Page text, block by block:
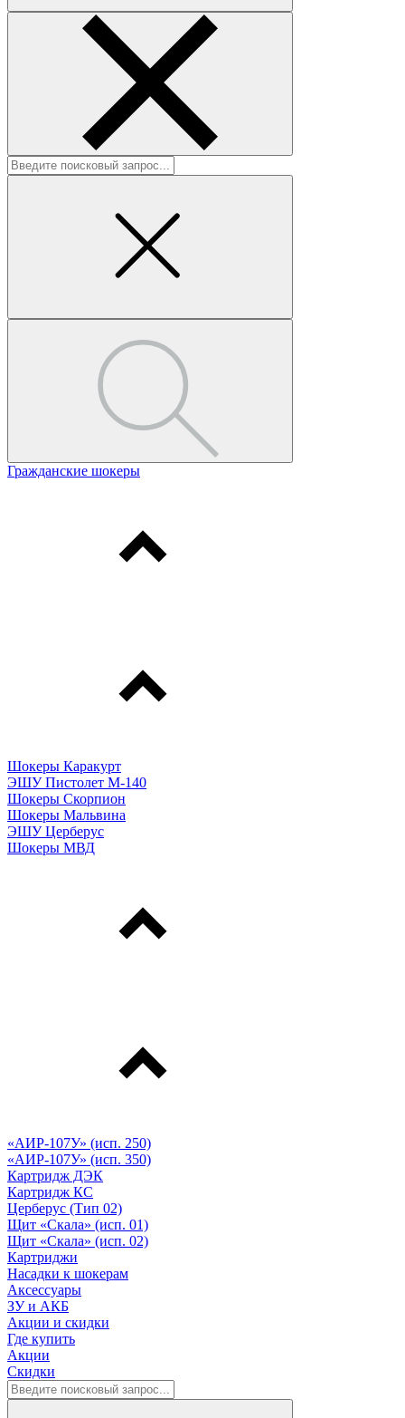
Гражданские шокеры
Шокеры Каракурт
ЭШУ Пистолет М-140
Шокеры Скорпион
Шокеры Мальвина
ЭШУ Церберус
Шокеры МВД
«АИР-107У» (исп. 250)
«АИР-107У» (исп. 350)
Картридж ДЭК
Картридж КС
Церберус (Тип 02)
Щит «Скала» (исп. 01)
Щит «Скала» (исп. 02)
Картриджи
Насадки к шокерам
Аксессуары
ЗУ и АКБ
Акции и скидки
Где купить
Акции
Скидки